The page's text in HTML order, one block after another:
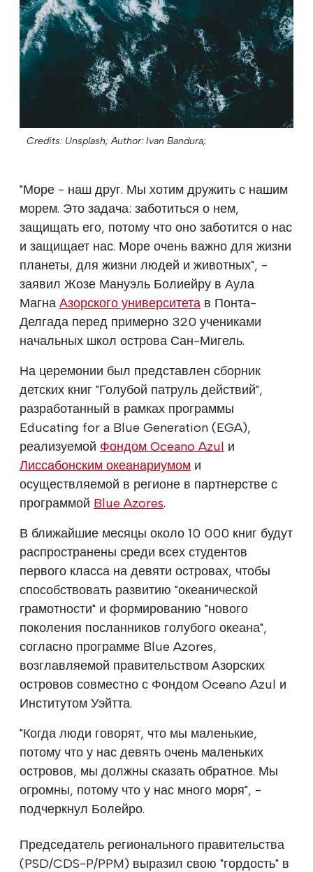
Credits: Unsplash; Author: Ivan Bandura;
"Море - наш друг. Мы хотим дружить с нашим
морем. Это задача: заботиться о нем,
защищать его, потому что оно заботится о нас
и защищает нас. Море очень важно для жизни
планеты, для жизни людей и животных", -
заявил Жозе Мануэль Болиейру в Аула
Магна Азорского университета в Понта-
Делгада перед примерно 320 учениками
начальных школ острова Сан-Мигель.
На церемонии был представлен сборник
детских книг "Голубой патруль действий",
разработанный в рамках программы
Educating for a Blue Generation (EGA),
реализуемой Фондом Oceano Azul и
Лиссабонским океанариумом и
осуществляемой в регионе в партнерстве с
программой Blue Azores.
В ближайшие месяцы около 10 000 книг будут
распространены среди всех студентов
первого класса на девяти островах, чтобы
способствовать развитию "океанической
грамотности" и формированию "нового
поколения посланников голубого океана",
согласно программе Blue Azores,
возглавляемой правительством Азорских
островов совместно с Фондом Oceano Azul и
Институтом Уэйтта.
"Когда люди говорят, что мы маленькие,
потому что у нас девять очень маленьких
островов, мы должны сказать обратное. Мы
огромны, потому что у нас много моря", -
подчеркнул Болейро.
Председатель регионального правительства
(PSD/CDS-P/PPM) выразил свою "гордость" в